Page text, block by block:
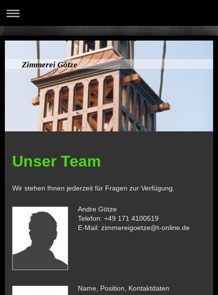
Zimmerei Götze
Unser Team
Wir stehen Ihnen jederzeit für Fragen zur Verfügung.
Andre Götze
Telefon: +49 171 4100519
E-Mail: zimmereigoetze@t-online.de
Name, Position, Kontaktdaten